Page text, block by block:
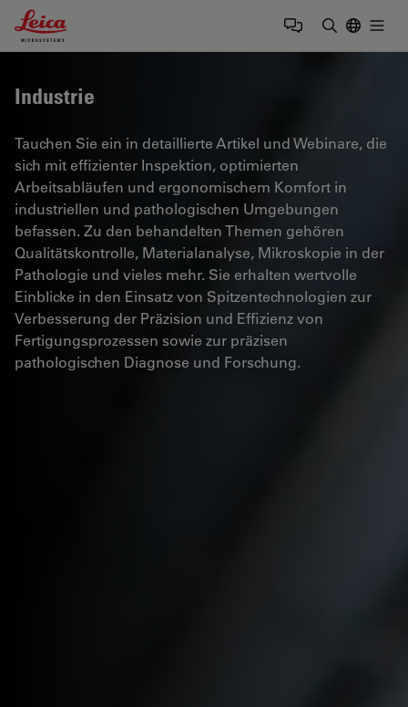
Leica Microsystems Logo
Industrie
Tauchen Sie ein in detaillierte Artikel und Webinare, die
sich mit effizienter Inspektion, optimierten
Arbeitsabläufen und ergonomischem Komfort in
industriellen und pathologischen Umgebungen
befassen. Zu den behandelten Themen gehören
Qualitätskontrolle, Materialanalyse, Mikroskopie in der
Pathologie und vieles mehr. Sie erhalten wertvolle
Einblicke in den Einsatz von Spitzentechnologien zur
Verbesserung der Präzision und Effizienz von
Fertigungsprozessen sowie zur präzisen
pathologischen Diagnose und Forschung.